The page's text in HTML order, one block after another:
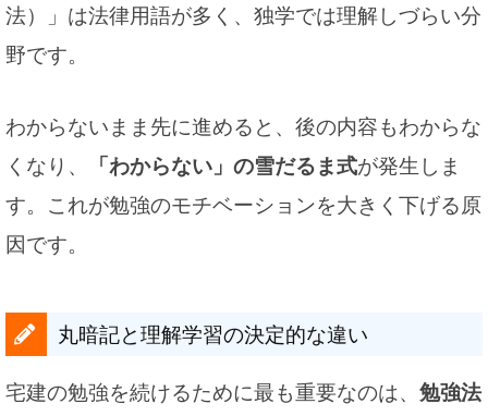
法）」は法律用語が多く、独学では理解しづらい分
野です。
わからないまま先に進めると、後の内容もわからな
くなり、
「わからない」の雪だるま式が発生しま
す。これが勉強のモチベーションを大きく下げる原
因です。
丸暗記と理解学習の決定的な違い
宅建の勉強を続けるために最も重要なのは、 勉強法